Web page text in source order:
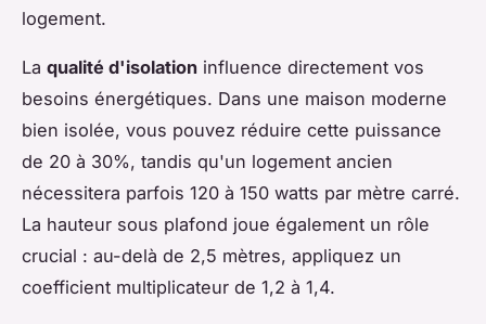
logement.
La qualité d'isolation influence directement vos
besoins énergétiques. Dans une maison moderne
bien isolée, vous pouvez réduire cette puissance
de 20 à 30%, tandis qu'un logement ancien
nécessitera parfois 120 à 150 watts par mètre carré.
La hauteur sous plafond joue également un rôle
crucial : au-delà de 2,5 mètres, appliquez un
coefficient multiplicateur de 1,2 à 1,4.